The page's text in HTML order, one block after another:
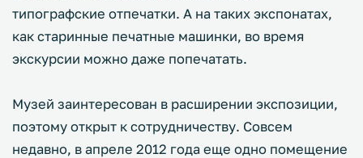
типографские отпечатки. А на таких экспонатах,
как старинные печатные машинки, во время
экскурсии можно даже попечатать.
Музей заинтересован в расширении экспозиции,
поэтому открыт к сотрудничеству. Совсем
недавно, в апреле 2012 года еще одно помещение